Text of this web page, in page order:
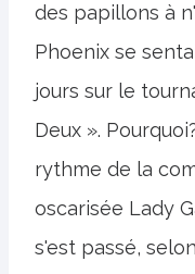
des papillons à
Phoenix se
jours sur le
Deux ».
rythme de la
oscarisée Lady
s'est passé,